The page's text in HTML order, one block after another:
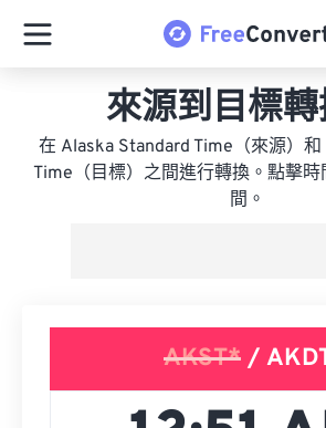
來源到目標
在 Alaska Standard Time（來源）
Time（目標）之間進行轉換。點擊
間。
AKST*/